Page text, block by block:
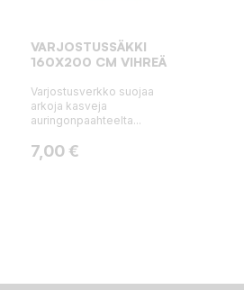
VARJOSTUSSÄKKI
160X200 CM VIHREÄ
Varjostusverkko suojaa
arkoja kasveja
auringonpaahteelta...
Hinta
7,00 €